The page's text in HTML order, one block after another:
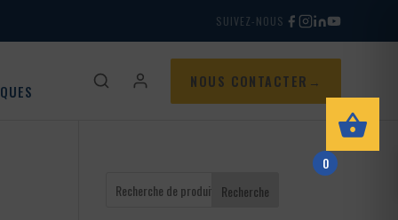
SUIVEZ-NOUS
NOUS CONTACTER
Recherche
0